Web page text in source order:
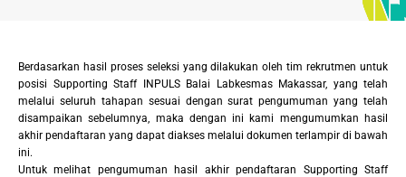
Mantapkan Langkah Menuju WBK Nasional, Balai Labkesmas Makassar Lakukan Penilaian Mandiri oleh Tim SKI
Berdasarkan hasil proses seleksi yang dilakukan oleh tim rekrutmen untuk
posisi Supporting Staff INPULS Balai Labkesmas Makassar, yang telah
melalui seluruh tahapan sesuai dengan surat pengumuman yang telah
disampaikan sebelumnya, maka dengan ini kami mengumumkan hasil
akhir pendaftaran yang dapat diakses melalui dokumen terlampir di bawah
ini.
Untuk melihat pengumuman hasil akhir pendaftaran Supporting Staff